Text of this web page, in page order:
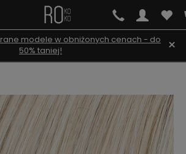
modele w obniżonych cenach - do
50% taniej!
×